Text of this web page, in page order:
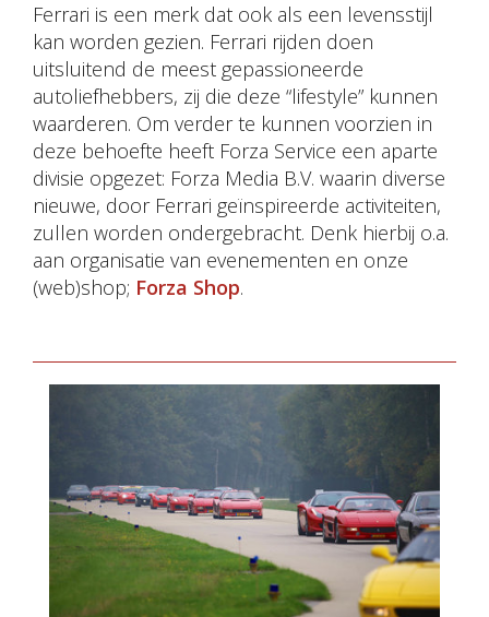
Ferrari is een merk dat ook als een levensstijl
kan worden gezien. Ferrari rijden doen
uitsluitend de meest gepassioneerde
autoliefhebbers, zij die deze “lifestyle” kunnen
waarderen. Om verder te kunnen voorzien in
deze behoefte heeft Forza Service een aparte
divisie opgezet: Forza Media B.V. waarin diverse
nieuwe, door Ferrari geïnspireerde activiteiten,
zullen worden ondergebracht. Denk hierbij o.a.
aan organisatie van evenementen en onze
(web)shop; Forza Shop.